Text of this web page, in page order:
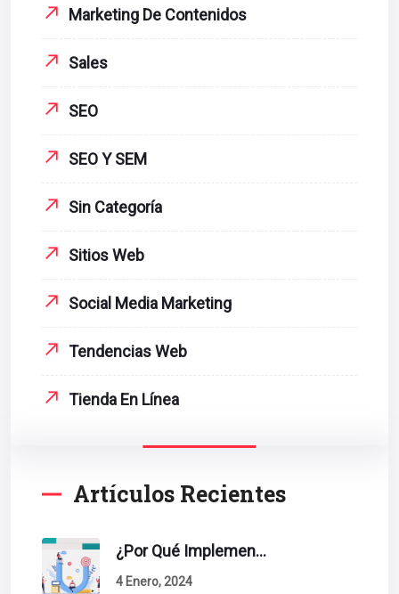
Marketing De Contenidos
Sales
SEO
SEO Y SEM
Sin Categoría
Sitios Web
Social Media Marketing
Tendencias Web
Tienda En Línea
Artículos Recientes
¿Por Qué Implementar La Metodología Inbound Marketing En Tu Empresa?
4 Enero, 2024